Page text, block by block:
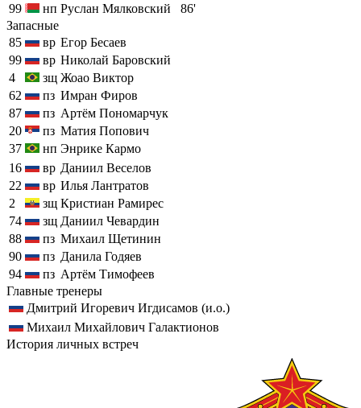
99
нп Руслан Мялковский
86'
Запасные
85
вр Егор Бесаев
99
вр Николай Баровский
4
зщ Жоао Виктор
62
пз Имран Фиров
87
пз Артём Пономарчук
20
пз Матия Попович
37
нп Энрике Кармо
16
вр Даниил Веселов
22
вр Илья Лантратов
2
зщ Кристиан Рамирес
74
зщ Даниил Чевардин
88
пз Михаил Щетинин
90
пз Данила Годяев
94
пз Артём Тимофеев
Главные тренеры
Дмитрий Игоревич Игдисамов (и.о.)
Михаил Михайлович Галактионов
История личных встреч